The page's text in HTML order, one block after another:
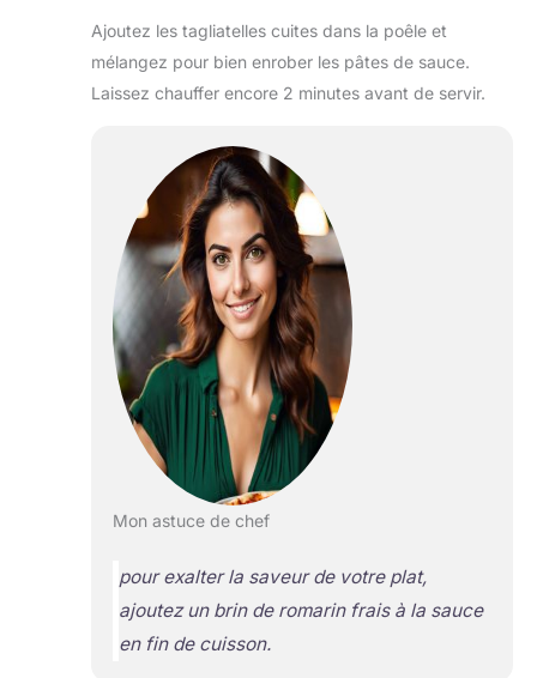
Ajoutez les tagliatelles cuites dans la poêle et
mélangez pour bien enrober les pâtes de sauce.
Laissez chauffer encore 2 minutes avant de servir.
Mon astuce de chef
pour exalter la saveur de votre plat,
ajoutez un brin de romarin frais à la sauce
en fin de cuisson.